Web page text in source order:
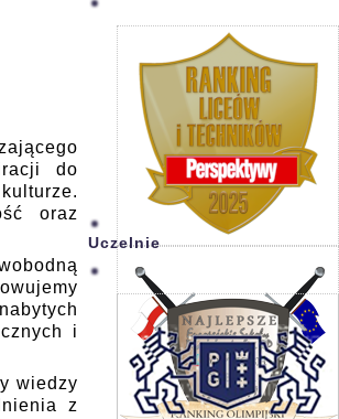
do
oraz
i
wiedzy
z
Uczelnie